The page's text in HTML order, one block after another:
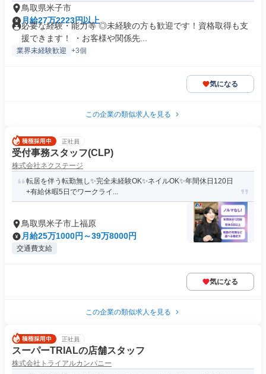
鳥取県米子市
月給27万2223円以上
必要な経験・能力等 ◎未経験の方も歓迎です！資格取得も支
援できます！ ・お客様や関係先...
業界未経験歓迎 +3個
気になる
この企業の類似求人を見る
正社員
受付事務スタッフ(CLP)
株式会社ネクステージ
転居を伴う転勤無し✨完全未経験OK✨ネイルOK✨年間休日120日
+有給休暇5日でワークライ...
鳥取県米子市上福原
月給25万1000円～39万8000円
交通費支給
気になる
この企業の類似求人を見る
正社員
スーパーTRIALの店舗スタッフ
株式会社トライアルカンパニー